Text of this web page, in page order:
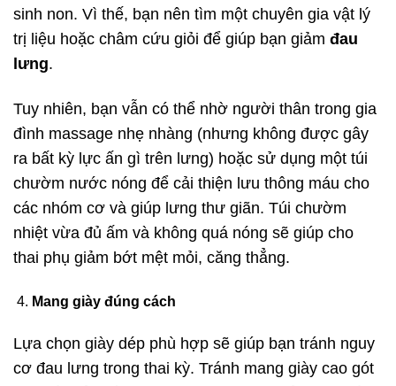
sinh non. Vì thế, bạn nên tìm một chuyên gia vật lý
trị liệu hoặc châm cứu giỏi để giúp bạn giảm đau
lưng.
Tuy nhiên, bạn vẫn có thể nhờ người thân trong gia
đình massage nhẹ nhàng (nhưng không được gây
ra bất kỳ lực ấn gì trên lưng) hoặc sử dụng một túi
chườm nước nóng để cải thiện lưu thông máu cho
các nhóm cơ và giúp lưng thư giãn. Túi chườm
nhiệt vừa đủ ấm và không quá nóng sẽ giúp cho
thai phụ giảm bớt mệt mỏi, căng thẳng.
Mang giày đúng cách
Lựa chọn giày dép phù hợp sẽ giúp bạn tránh nguy
cơ đau lưng trong thai kỳ. Tránh mang giày cao gót